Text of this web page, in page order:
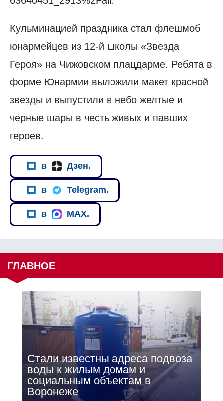
Кульминацией праздника стал флешмоб
юнармейцев из 12-й школы «Звезда
Героя» на Чижовском плацдарме. Ребята в
форме Юнармии выложили макет красной
звезды и выпустили в небо желтые и
черные шары в честь живых и павших
героев.
в Дзен.
в Telegram.
в MAX.
ГЛАВНОЕ
Стали известны адреса подвоза
воды к жилым домам и
социальным объектам в
Воронеже